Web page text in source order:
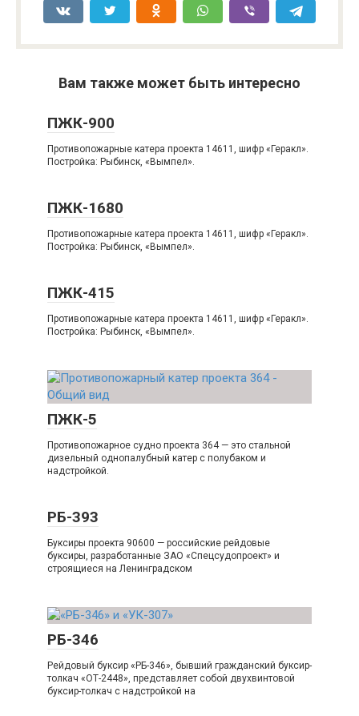
Вам также может быть интересно
ПЖК-900
Противопожарные катера проекта 14611, шифр «Геракл».
Постройка: Рыбинск, «Вымпел».
ПЖК-1680
Противопожарные катера проекта 14611, шифр «Геракл».
Постройка: Рыбинск, «Вымпел».
ПЖК-415
Противопожарные катера проекта 14611, шифр «Геракл».
Постройка: Рыбинск, «Вымпел».
ПЖК-5
Противопожарное судно проекта 364 — это стальной
дизельный однопалубный катер с полубаком и
надстройкой.
РБ-393
Буксиры проекта 90600 — российские рейдовые
буксиры, разработанные ЗАО «Спецсудопроект» и
строящиеся на Ленинградском
РБ-346
Рейдовый буксир «РБ-346», бывший гражданский буксир-
толкач «ОТ-2448», представляет собой двухвинтовой
буксир-толкач с надстройкой на